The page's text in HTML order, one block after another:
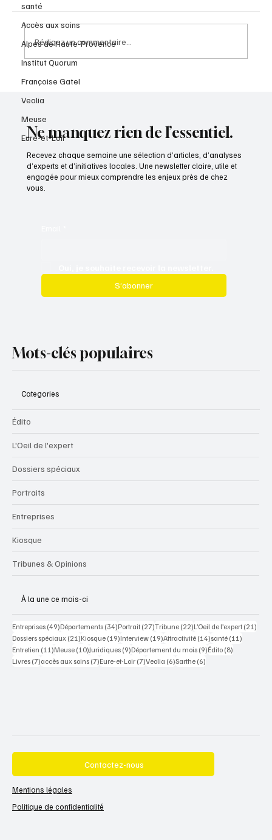
santé
Accès aux soins
Alpes de Haute-Provence
Institut Quorum
Françoise Gatel
Veolia
Meuse
Eure-et-Loir
La Chronique Santé
Rédigez un commentaire...
Ne manquez rien de l’essentiel.
Recevez chaque semaine une sélection d’articles, d’analyses
d’experts et d’initiatives locales. Une newsletter claire, utile et
engagée pour mieux comprendre les enjeux près de chez
vous.
S’abonner
Mots-clés populaires
Categories
Édito
L'Oeil de l'expert
Dossiers spéciaux
Portraits
Entreprises
Kiosque
Tribunes & Opinions
À la une ce mois-ci
Entreprises (49)49 posts
Départements (34)34 posts
Portrait (27)27 posts
Tribune (22)22 posts
L’Oeil de l’expert (21)
Dossiers spéciaux (21)21 posts
Kiosque (19)19 posts
Interview (19)19 posts
Attractivité (14)14 posts
santé (11)
Entretien (11)11 posts
Meuse (10)10 posts
Juridiques (9)9 posts
Département du mois (9)9 posts
Édito (8)
Livres (7)7 posts
accès aux soins (7)7 posts
Eure-et-Loir (7)7 posts
Veolia (6)6 posts
Sarthe (6)
Contactez-nous
Mentions légales
Politique de confidentialité